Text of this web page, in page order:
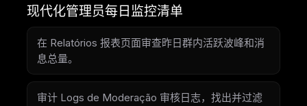
现代化管理员每日监控清单
在 Relatórios 报表页面审查昨日群内活跃波峰和消
息总量。
审计 Logs de Moderação 审核日志，找出并过滤